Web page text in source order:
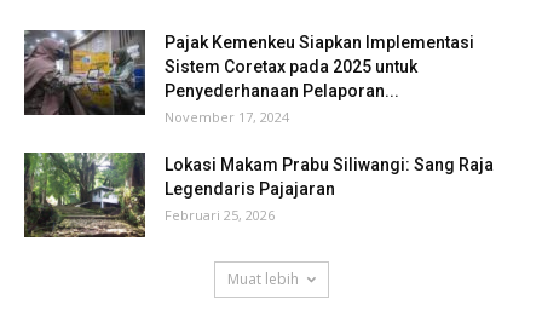
Pajak Kemenkeu Siapkan Implementasi
Sistem Coretax pada 2025 untuk
Penyederhanaan Pelaporan...
November 17, 2024
Lokasi Makam Prabu Siliwangi: Sang Raja
Legendaris Pajajaran
Februari 25, 2026
Muat lebih